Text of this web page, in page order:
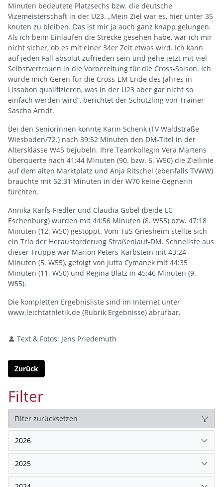
Minuten bedeutete Platzsechs bzw. die deutsche
Vizemeisterschaft in der U23. „Mein Ziel war es, hier unter 35
knuten zu bleiben. Das ist mir ja auch ganz knapp gelungen.
Als ich beim Einlaufen die Strecke gesehen habe, war ich mir
nicht sicher, ob es mit einer 34er Zeit etwas wird. Ich kann
auf jeden Fall absolut zufrieden sein und gehe jetzt mit viel
Selbstvertrauen in die Vorbereitung für die Cross-Saison. Ich
würde mich Geren für die Cross-EM Ende des Jahres in
Lissabon qualifizieren, was in der U23 aber gar nicht so
einfach werden wird“, berichtet der Schützling von Trainer
Sascha Arndt.
Bei den Seniorinnen konnte Karin Schenk (TV Waldstraße
Wiesbaden/72.) nach 39:52 Minuten den DM-Titel in der
Altersklasse W45 bejubeln. Ihre Teamkollegin Vera Martens
überquerte nach 41:44 Minuten (90. bzw. 6. W50) die Ziellinie
auf dem alten Marktplatz und Anja Ritschel (ebenfalls TVWW)
brauchte mit 52:31 Minuten in der W70 keine Gegnerin
fürchten.
Annika Karfs-Fiedler und Claudia Göbel (beide LC
Eschenburg) wurden mit 44:56 Minuten (8. W55) bzw. 47:18
Minuten (12. W50) gestoppt. Vom TuS Griesheim stellte sich
ein Trio der Herausforderung Straßenlauf-DM. Schnellste aus
dieser Truppe war Marion Peters-Karbstein mit 43:24
Minuten (5. W55), gefolgt von Jutta Cymanek mit 44:35
Minuten (11. W50) und Regina Blatz in 45:46 Minuten (9.
W55).
Die kompletten Ergebnisliste sind im Internet unter
www.leichtathletik.de (Rubrik Ergebnisse) abrufbar.
Text & Fotos: Jens Priedemuth
Zurück
Filter
Filter zurücksetzen
2026
2025